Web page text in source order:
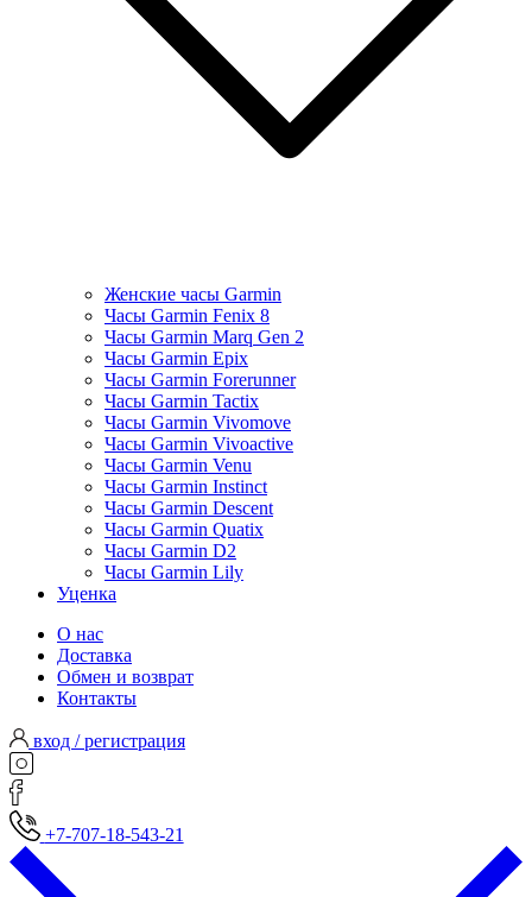
Женские часы Garmin
Часы Garmin Fenix 8
Часы Garmin Marq Gen 2
Часы Garmin Epix
Часы Garmin Forerunner
Часы Garmin Tactix
Часы Garmin Vivomove
Часы Garmin Vivoactive
Часы Garmin Venu
Часы Garmin Instinct
Часы Garmin Descent
Часы Garmin Quatix
Часы Garmin D2
Часы Garmin Lily
Уценка
О нас
Доставка
Обмен и возврат
Контакты
вход / регистрация
+7-707-18-543-21